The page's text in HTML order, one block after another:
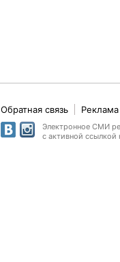
Обратная связь
Электронное СМИ
с активной ссылкой